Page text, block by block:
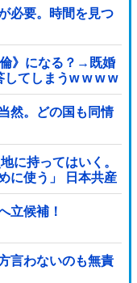
必要。時間を見つ
倫》になる？→既婚
してしまうw w w w
然。どの国も同情
に持ってはいく。
に使う」 日本共産
立候補！
言わないのも無責